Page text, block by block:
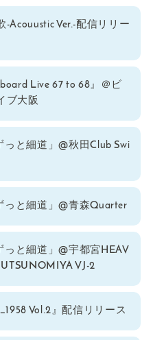
-Acouustic Ver.-配信リリー
Live 67 to 68』＠ビ
ブ大阪
っと細道」@秋田Club Swi
っと細道」@青森Quarter
っと細道」@宇都宮HEAV
VJ-2
Vol.2』配信リリース